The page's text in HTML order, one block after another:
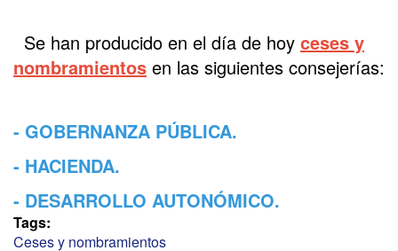
Se han producido en el día de hoy ceses y
nombramientos en las siguientes consejerías:
- GOBERNANZA PÚBLICA.
- HACIENDA.
- DESARROLLO AUTONÓMICO.
Tags:
Ceses y nombramientos